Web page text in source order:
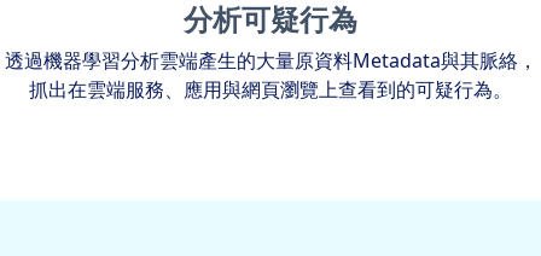
分析可疑行為
透過機器學習分析雲端產生的大量原資料Metadata與其脈絡，
抓出在雲端服務、應用與網頁瀏覽上查看到的可疑行為。